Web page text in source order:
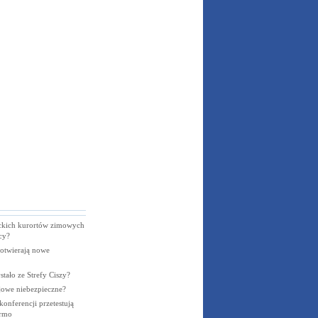
kurortów zimowych
nowe
ze Strefy Ciszy?
niebezpieczne?
przetestują